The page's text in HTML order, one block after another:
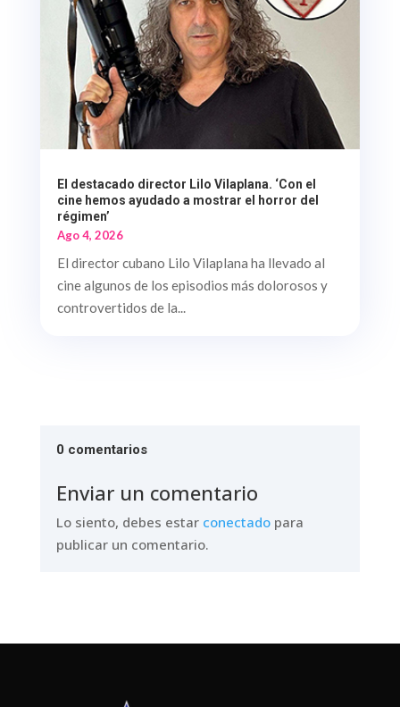
El destacado director Lilo Vilaplana. ‘Con el
cine hemos ayudado a mostrar el horror del
régimen’
Ago 4, 2026
El director cubano Lilo Vilaplana ha llevado al
cine algunos de los episodios más dolorosos y
controvertidos de la...
0 comentarios
Enviar un comentario
Lo siento, debes estar conectadopara
publicar un comentario.